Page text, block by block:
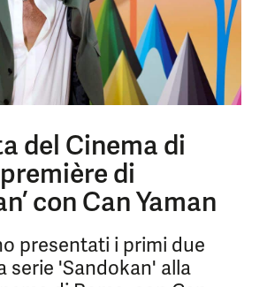
del Cinema di
di
con Can Yaman
presentati i primi due
serie 'Sandokan' alla